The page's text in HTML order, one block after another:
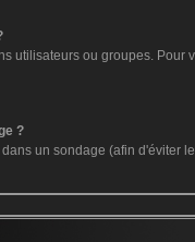
utilisateurs ou groupes.
?
un sondage (afin d'éviter